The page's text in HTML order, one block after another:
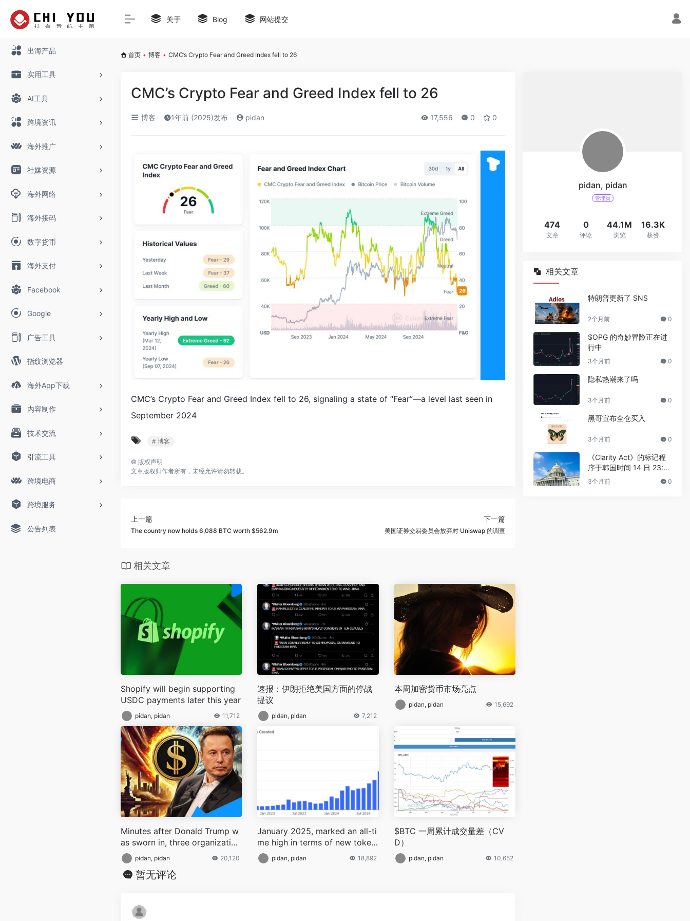
出海产品
实用工具
AI工具
跨境资讯
海外推广
社媒资源
海外网络
海外接码
数字货币
海外支付
Facebook
Google
广告工具
指纹浏览器
海外App下载
内容制作
技术交流
引流工具
跨境电商
跨境服务
公告列表
关于 Blog 网站提交
首页 • 博客 • CMC’s Crypto Fear and Greed Index fell to 26
CMC’s Crypto Fear and Greed Index fell to 26
博客 1年前 (2025)发布 pidan 17,556 0 0
CMC’s Crypto Fear and Greed Index fell to 26, signaling a state of “Fear”—a level last seen in
September 2024
# 博客
© 版权声明
文章版权归作者所有，未经允许请勿转载。
上一篇
The country now holds 6,088 BTC worth $562.9m
下一篇
美国证券交易委员会放弃对 Uniswap 的调查
相关文章
Shopify will begin supporting
USDC payments later this year
pidan, pidan 11,712
速报：伊朗拒绝美国方面的停战
提议
pidan, pidan 7,212
本周加密货币市场亮点
pidan, pidan 15,692
Minutes after Donald Trump w
as sworn in, three organization
s filed federal lawsuits against
Department of Government Ef
ficiency (“DOGE”)
pidan, pidan 20,120
January 2025, marked an all-ti
me high in terms of new token
issuances reached an all-time
high raising concerns about m
pidan, pidan 18,892
$BTC 一周累计成交量差（CV
D）
pidan, pidan 10,652
暂无评论
pidan, pidan
管理员
474
文章
0
评论
44.1M
浏览
16.3K
获赞
相关文章
特朗普更新了 SNS
2个月前 0
$OPG 的奇妙冒险正在进
行中
3个月前 0
隐私热潮来了吗
3个月前 0
黑哥宣布全仓买入
3个月前 0
《Clarity Act》的标记程
序于韩国时间 14 日 23:3
0 进行
3个月前 0